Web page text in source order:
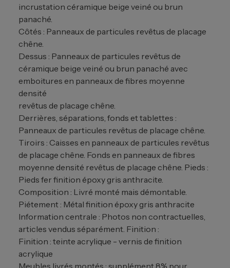
incrustation céramique beige veiné ou brun
panaché.
Côtés : Panneaux de particules revêtus de placage
chêne.
Dessus : Panneaux de particules revêtus de
céramique beige veiné ou brun panaché avec
emboitures en panneaux de fibres moyenne
densité
revêtus de placage chêne.
Derrières, séparations, fonds et tablettes :
Panneaux de particules revêtus de placage chêne.
Tiroirs : Caisses en panneaux de particules revêtus
de placage chêne. Fonds en panneaux de fibres
moyenne densité revêtus de placage chêne. Pieds :
Pieds fer finition époxy gris anthracite.
Composition : Livré monté mais démontable.
Piétement : Métal finition époxy gris anthracite
Information centrale : Photos non contractuelles,
articles vendus séparément. Finition :
Finition : teinte acrylique - vernis de finition
acrylique
Meubles livrés montés : supplément 8% pour